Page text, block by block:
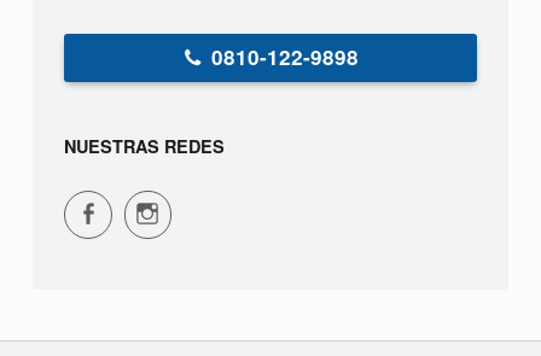
0810-122-9898
NUESTRAS REDES
CPVS en Facebook CPVS en Instagram